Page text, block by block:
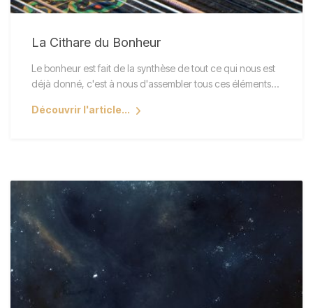
La Cithare du Bonheur
Le bonheur est fait de la synthèse de tout ce qui nous est
déjà donné, c'est à nous d'assembler tous ces éléments…
Découvrir l'article...